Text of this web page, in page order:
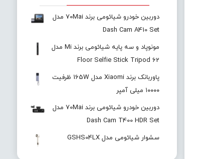
دوربین خودرو شیائومی برند 70Mai مدل
Dash Cam A410 Set
مونوپاد و سه پایه شیائومی برند Mi مدل
Floor Selfie Stick Tripod 62
پاوربانک برند Xiaomi مدل 165W ظرفیت
۱۰۰۰۰ میلی آمپر
دوربین خودرو شیائومی برند 70Mai مدل
Dash Cam T400 HDR Set
سشوار شیائومی مدل GSHS04LX